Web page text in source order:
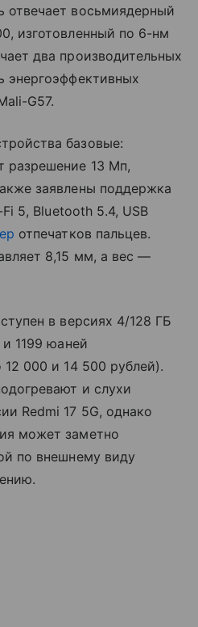
отвечает восьмиядерный
изготовленный по 6-нм
два производительных
энергоэффективных
G57.
базовые:
разрешение 13 Мп,
заявлены поддержка
5, Bluetooth 5.4, USB
отпечатков пальцев.
8,15 мм, а вес —
в версиях 4/128 ГБ
1199 юаней
12 000 и 14 500 рублей).
и слухи
Redmi 17 5G, однако
может заметно
по внешнему виду